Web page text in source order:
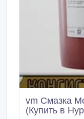
vm Смазка
(Купить в